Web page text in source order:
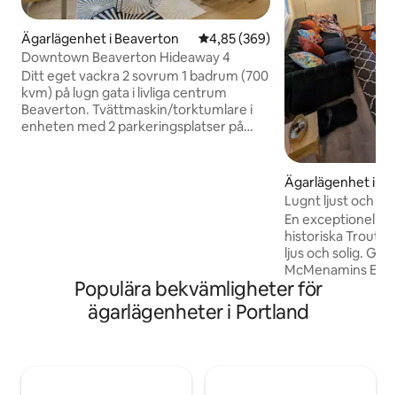
Ägarlägenhet i Beaverton 4,85 av 5 i genomsnittligt
4,85 (369)
Downtown Beaverton Hideaway 4
Ditt eget vackra 2 sovrum 1 badrum (700
kvm) på lugn gata i livliga centrum
Beaverton. Tvättmaskin/torktumlare i
enheten med 2 parkeringsplatser på
Portland). Det finns 2 queen-sängar, en i
varje sovrum. Soffan fälls också ner.
Ägarlägenhet i
Lugnt ljust och
En exceptionell
historiska
ljus och solig.
McMenamins
Columbia Gorge,
och historiska
Multnomah Falls,
Populära bekvämligheter för
ägarlägenheter i Portland